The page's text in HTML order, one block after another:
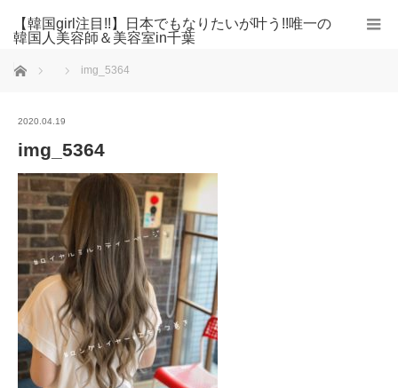
【韓国girl注目!!】日本でもなりたいが叶う!!唯一の
韓国人美容師＆美容室in千葉
ホーム img_5364
2020.04.19
img_5364